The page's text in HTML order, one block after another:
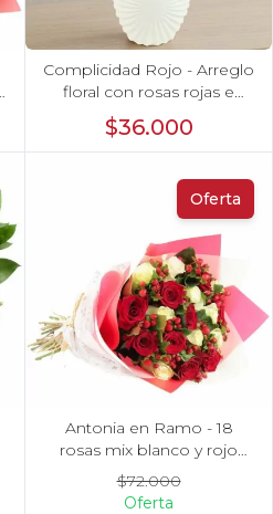
Complicidad Rojo - Arreglo
floral con rosas rojas e
hypericum
$36.000
Oferta
Antonia en Ramo - 18
rosas mix blanco y rojo
con hypericum
$72.000
Oferta